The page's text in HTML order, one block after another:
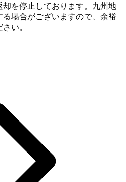
を停止しております。九州地
場合がございますので、余裕
い。